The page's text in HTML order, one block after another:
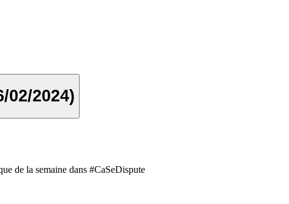
2024)
de la semaine dans #CaSeDispute